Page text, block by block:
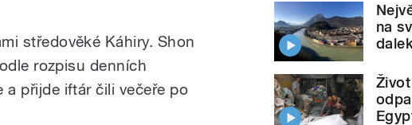
středověké Káhiry. Shon
rozpisu denních
a přijde iftár čili večeře po
na